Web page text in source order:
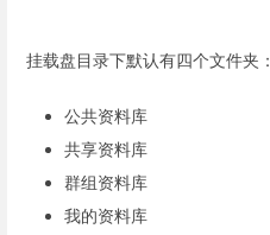
挂载盘目录下默认有四个文件夹：
公共资料库
共享资料库
群组资料库
我的资料库